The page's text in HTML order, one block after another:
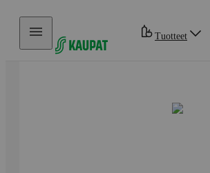
Hyppää sisältöön
Tuotteet